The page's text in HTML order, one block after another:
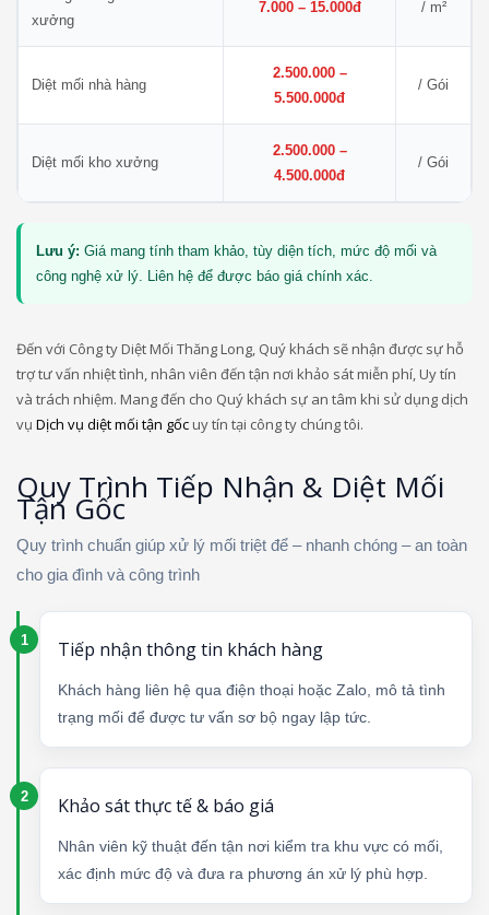
xưởng
7.000 – 15.000đ / m²
Diệt mối nhà hàng
2.500.000 –
5.500.000đ
/ Gói
Diệt mối kho xưởng
2.500.000 –
4.500.000đ
/ Gói
Lưu ý: Giá mang tính tham khảo, tùy diện tích, mức độ mối và
công nghệ xử lý. Liên hệ để được báo giá chính xác.
Đến với Công ty Diệt Mối Thăng Long, Quý khách sẽ nhận được sự hỗ
trợ tư vấn nhiệt tình, nhân viên đến tận nơi khảo sát miễn phí, Uy tín
và trách nhiệm. Mang đến cho Quý khách sự an tâm khi sử dụng dịch
vụ Dịch vụ diệt mối tận gốcuy tín tại công ty chúng tôi.
Quy Trình Tiếp Nhận & Diệt Mối
Tận Gốc
Quy trình chuẩn giúp xử lý mối triệt để – nhanh chóng – an toàn
cho gia đình và công trình
Tiếp nhận thông tin khách hàng
Khách hàng liên hệ qua điện thoại hoặc Zalo, mô tả tình
trạng mối để được tư vấn sơ bộ ngay lập tức.
Khảo sát thực tế & báo giá
Nhân viên kỹ thuật đến tận nơi kiểm tra khu vực có mối,
xác định mức độ và đưa ra phương án xử lý phù hợp.